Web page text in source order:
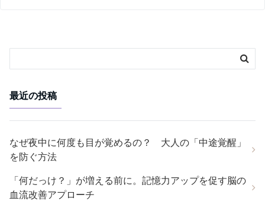
最近の投稿
なぜ夜中に何度も目が覚めるの？ 大人の「中途覚醒」
を防ぐ方法
「何だっけ？」が増える前に。記憶力アップを促す脳の
血流改善アプローチ